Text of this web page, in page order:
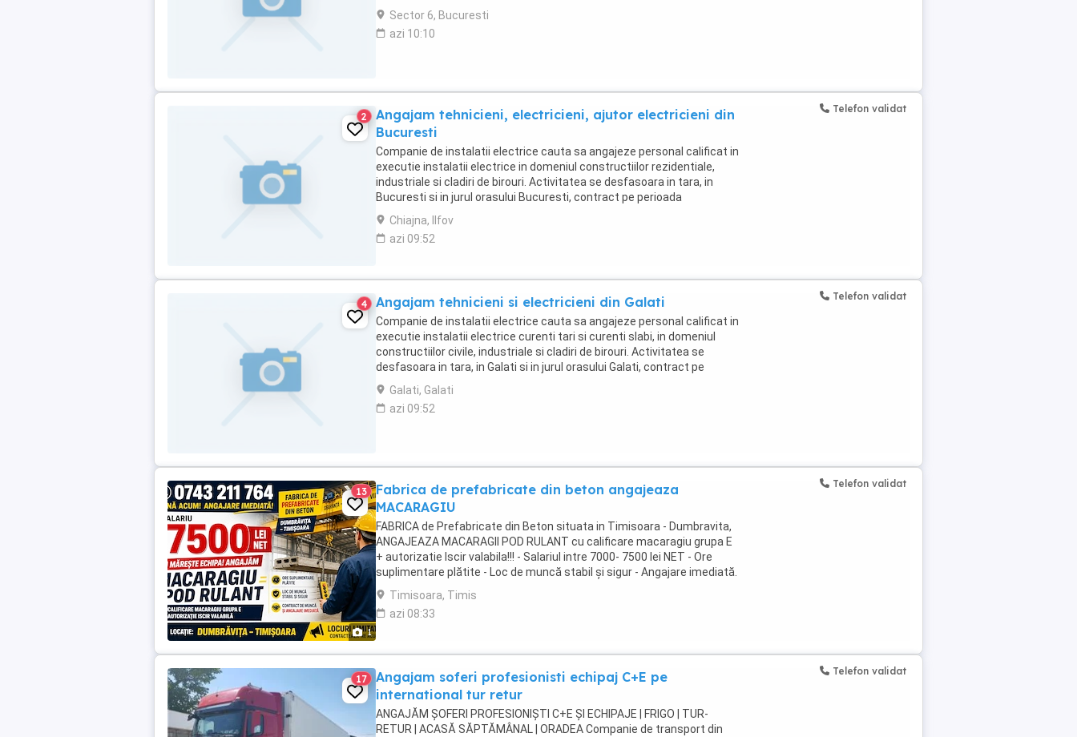
demonstrabila , minim ...
Sector 6, Bucuresti
azi 10:10
2
Angajam tehnicieni, electricieni, ajutor electricieni din
Bucuresti
Companie de instalatii electrice cauta sa angajeze personal calificat in
executie instalatii electrice in domeniul constructiilor rezidentiale,
industriale si cladiri de birouri. Activitatea se desfasoara in tara, in
Bucuresti si in jurul orasului Bucuresti, contract pe perioada
nedeterminata. Salariu ...
Chiajna, Ilfov
azi 09:52
Telefon validat
4 Angajam tehnicieni si electricieni din Galati
Companie de instalatii electrice cauta sa angajeze personal calificat in
executie instalatii electrice curenti tari si curenti slabi, in domeniul
constructiilor civile, industriale si cladiri de birouri. Activitatea se
desfasoara in tara, in Galati si in jurul orasului Galati, contract pe
perioada ...
Galati, Galati
azi 09:52
Telefon validat
1
13
Fabrica de prefabricate din beton angajeaza
MACARAGIU
FABRICA de Prefabricate din Beton situata in Timisoara - Dumbravita,
ANGAJEAZA MACARAGII POD RULANT cu calificare macaragiu grupa E
+ autorizatie Iscir valabila!!! - Salariul intre 7000- 7500 lei NET - Ore
suplimentare plătite - Loc de muncă stabil și sigur - Angajare imediată.
Sună acum pentru ...
Timisoara, Timis
azi 08:33
Telefon validat
17
Angajam soferi profesionisti echipaj C+E pe
international tur retur
ANGAJĂM ȘOFERI PROFESIONIȘTI C+E ȘI ECHIPAJE | FRIGO | TUR-
RETUR | ACASĂ SĂPTĂMÂNAL | ORADEA Companie de transport din
Telefon validat